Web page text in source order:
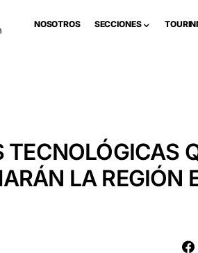
NOSOTROS SECCIONES
TECNOLÓGICAS
LA REGIÓN